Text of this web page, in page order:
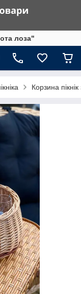
лоза"
Корзина